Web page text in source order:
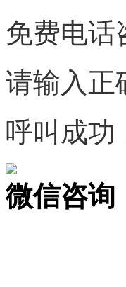
免费电话
请输入正
呼叫成功
微信咨询